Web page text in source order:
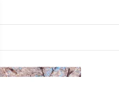
りたい未来を着付けで表現。